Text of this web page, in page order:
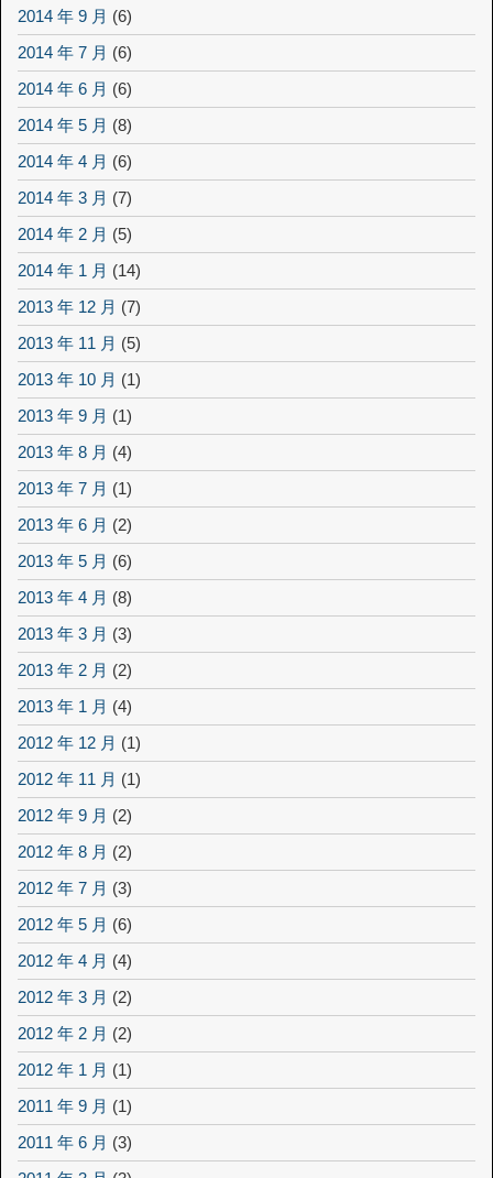
2014 年 9 月 (6)
2014 年 7 月 (6)
2014 年 6 月 (6)
2014 年 5 月 (8)
2014 年 4 月 (6)
2014 年 3 月 (7)
2014 年 2 月 (5)
2014 年 1 月 (14)
2013 年 12 月 (7)
2013 年 11 月 (5)
2013 年 10 月 (1)
2013 年 9 月 (1)
2013 年 8 月 (4)
2013 年 7 月 (1)
2013 年 6 月 (2)
2013 年 5 月 (6)
2013 年 4 月 (8)
2013 年 3 月 (3)
2013 年 2 月 (2)
2013 年 1 月 (4)
2012 年 12 月 (1)
2012 年 11 月 (1)
2012 年 9 月 (2)
2012 年 8 月 (2)
2012 年 7 月 (3)
2012 年 5 月 (6)
2012 年 4 月 (4)
2012 年 3 月 (2)
2012 年 2 月 (2)
2012 年 1 月 (1)
2011 年 9 月 (1)
2011 年 6 月 (3)